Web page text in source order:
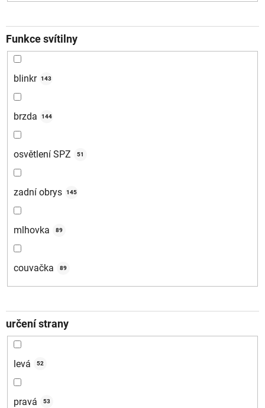
Funkce svítilny
blinkr 143
brzda 144
osvětlení SPZ 51
zadní obrys 145
mlhovka 89
couvačka 89
určení strany
levá 52
pravá 53